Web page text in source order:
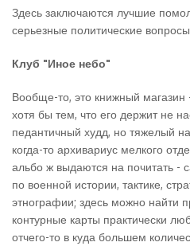
Здесь заключаются лучшие
серьезные политические
Клуб "Иное небо"
Вообще-то, это книжный
хотя бы тем, что его держит не
педантичный худд, но тяжелый
когда-то архивариус мелкого
альбо ж выдаются на почитать -
по военной истории, тактике,
этнографии; здесь можно найти
контурные карты практически
отчего-то в куда большем